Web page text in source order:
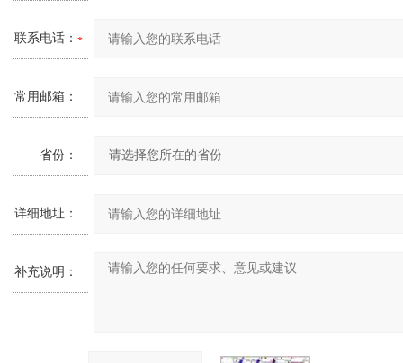
联系电话：
常用邮箱：
省份：
详细地址：
补充说明：